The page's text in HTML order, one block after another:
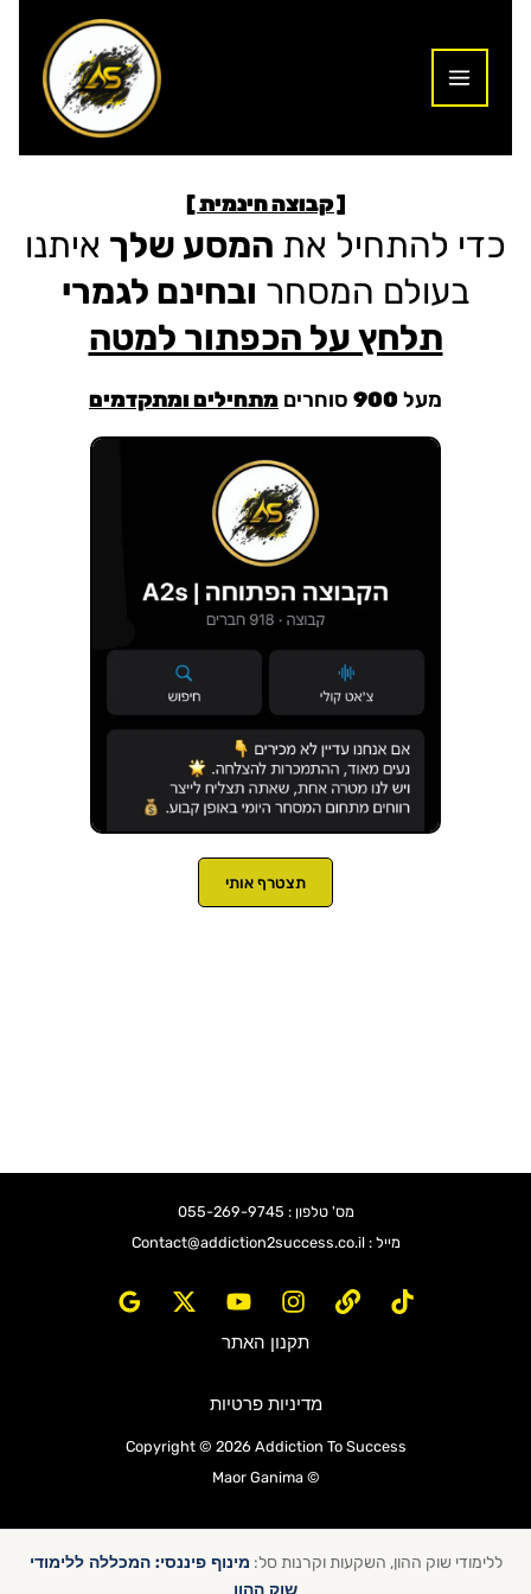
[ קבוצה חינמית ]
כדי להתחיל את המסע שלך איתנו
בעולם המסחר ובחינם לגמרי
תלחץ על הכפתור למטה
מעל 900 סוחרים מתחילים ומתקדמים
תצטרף אותי
מס' טלפון : 055-269-9745
מייל : Contact@addiction2success.co.il
תקנון האתר
מדיניות פרטיות
Copyright © 2026 Addiction To Success
© Maor Ganima
ללימודי שוק ההון, השקעות וקרנות סל: מינוף פיננסי: המכללה ללימודי
שוק ההון